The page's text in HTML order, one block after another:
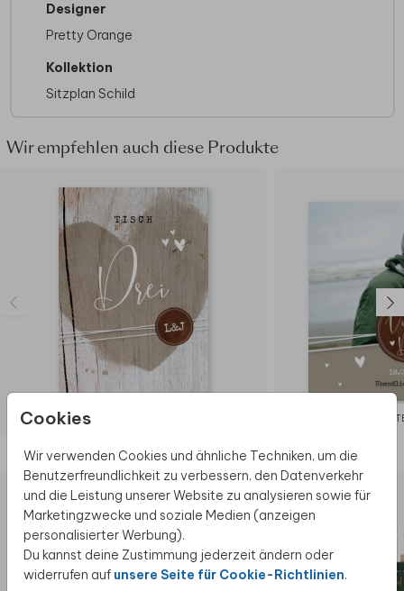
Cookies
Wir verwenden Cookies und ähnliche Techniken, um die
Benutzerfreundlichkeit zu verbessern, den Datenverkehr
und die Leistung unserer Website zu analysieren sowie für
Marketingzwecke und soziale Medien (anzeigen
personalisierter Werbung).
Du kannst deine Zustimmung jederzeit ändern oder
widerrufen auf unsere Seite für Cookie-Richtlinien.
Alle wichtigen Informationen zu unseren
Schildern findest du
Wir haben auch viele andere Produkte mit
diesem Design im Sortiment. Sollte es für dein
Kundenservice.
Designer
Pretty Orange
Kollektion
Sitzplan Schild
Wir empfehlen auch diese Produkte
Diese Produkte könnten dir auch gefallen